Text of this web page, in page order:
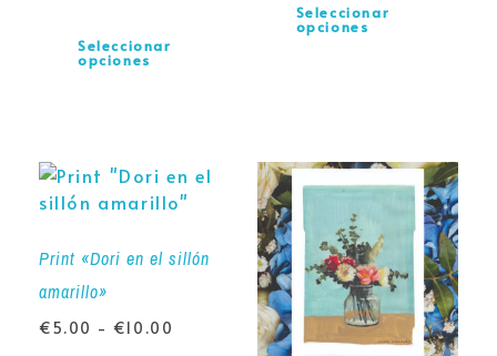
Seleccionar
opciones
Seleccionar
opciones
Print «Dori en el sillón
amarillo»
€5.00 - €10.00